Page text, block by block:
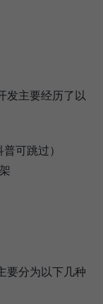
发主要经历了以
可跳过）
要分为以下几种